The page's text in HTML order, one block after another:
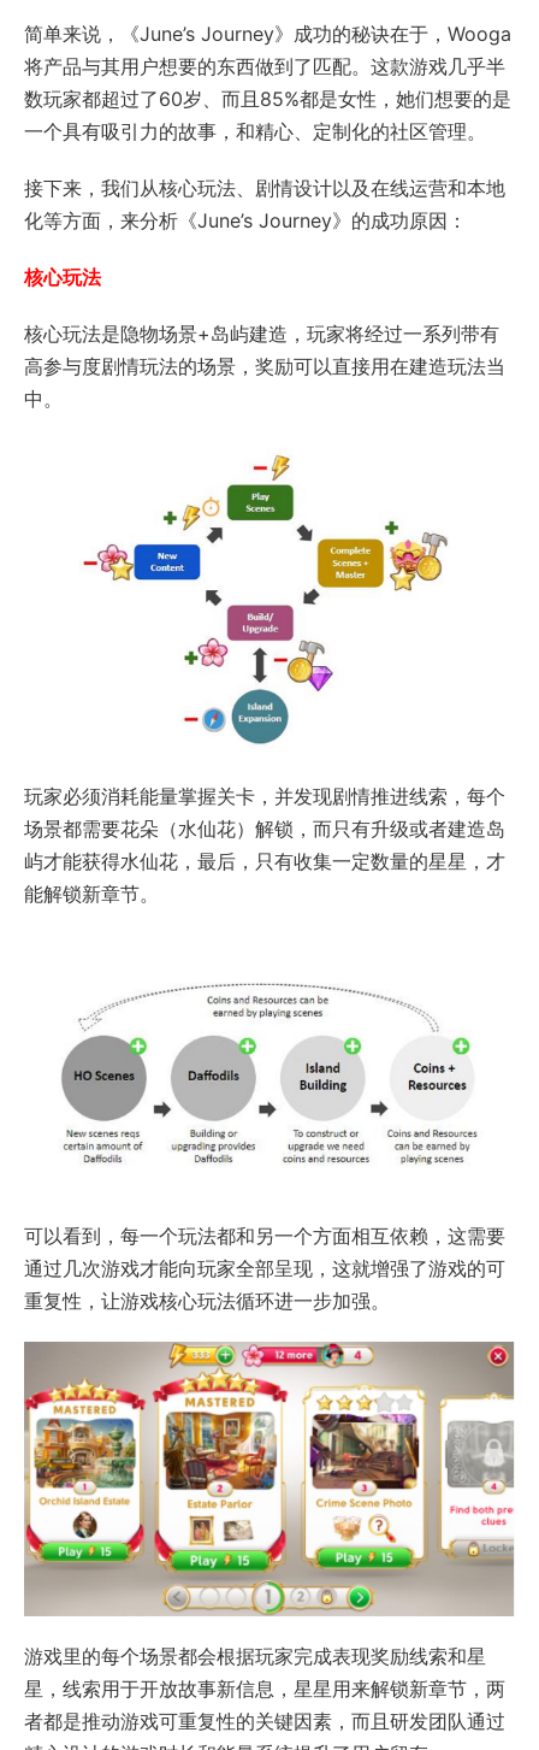
简单来说，《June’s Journey》成功的秘诀在于，Wooga
将产品与其用户想要的东西做到了匹配。这款游戏几乎半
数玩家都超过了60岁、而且85%都是女性，她们想要的是
一个具有吸引力的故事，和精心、定制化的社区管理。
接下来，我们从核心玩法、剧情设计以及在线运营和本地
化等方面，来分析《June’s Journey》的成功原因：
核心玩法
核心玩法是隐物场景+岛屿建造，玩家将经过一系列带有
高参与度剧情玩法的场景，奖励可以直接用在建造玩法当
中。
玩家必须消耗能量掌握关卡，并发现剧情推进线索，每个
场景都需要花朵（水仙花）解锁，而只有升级或者建造岛
屿才能获得水仙花，最后，只有收集一定数量的星星，才
能解锁新章节。
可以看到，每一个玩法都和另一个方面相互依赖，这需要
通过几次游戏才能向玩家全部呈现，这就增强了游戏的可
重复性，让游戏核心玩法循环进一步加强。
游戏里的每个场景都会根据玩家完成表现奖励线索和星
星，线索用于开放故事新信息，星星用来解锁新章节，两
者都是推动游戏可重复性的关键因素，而且研发团队通过